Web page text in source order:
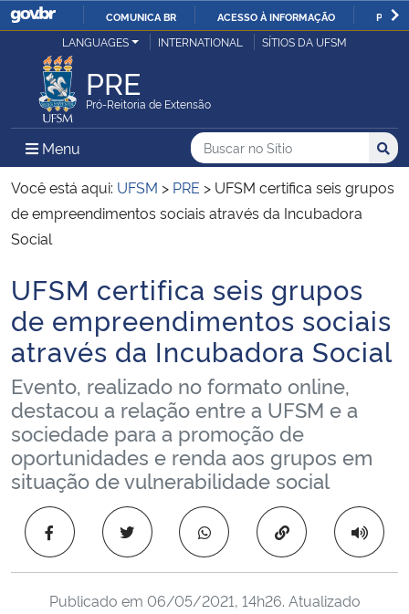
IR
COMUNICA BR ACESSO À INFORMAÇÃO
Ministério da Justiça e Segurança Pública
Ministério da Defesa
Ministério das Relações Exteriores
Ministério da Economia
Ministério da Infraestrutura
Ministério da Agricultura, Pecuária e Abastecimento
Ministério da Educação
Ministério da Cidadania
Ministério da Saúde
Ministério de Minas e Energia
Ministério da Ciência, Tecnologia, Inovações e Comunicações
LANGUAGES INTERNATIONAL SÍTIOS DA UFSM
PRE
Pró-Reitoria de Extensão
Menu Menu Principal do Sítio
Busca
Buscar no no Sítio
Busca:
Você está aqui: UFSM > PRE > UFSM certifica seis grupos
de empreendimentos sociais através da Incubadora
Social
Início do conteúdo
UFSM certifica seis grupos
de empreendimentos sociais
através da Incubadora Social
Evento, realizado no formato online,
destacou a relação entre a UFSM e a
sociedade para a promoção de
oportunidades e renda aos grupos em
situação de vulnerabilidade social
Copiar para área
Publicado em 06/05/2021, 14h26. Atualizado